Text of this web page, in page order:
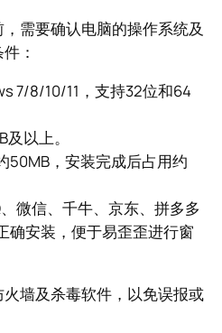
需要确认电脑的操作系统及
：
7/8/10/11，支持32位和64
以上。
50MB，安装完成后占用约
微信、千牛、京东、拼多多
确安装，便于易歪歪进行窗
墙及杀毒软件，以免误报或